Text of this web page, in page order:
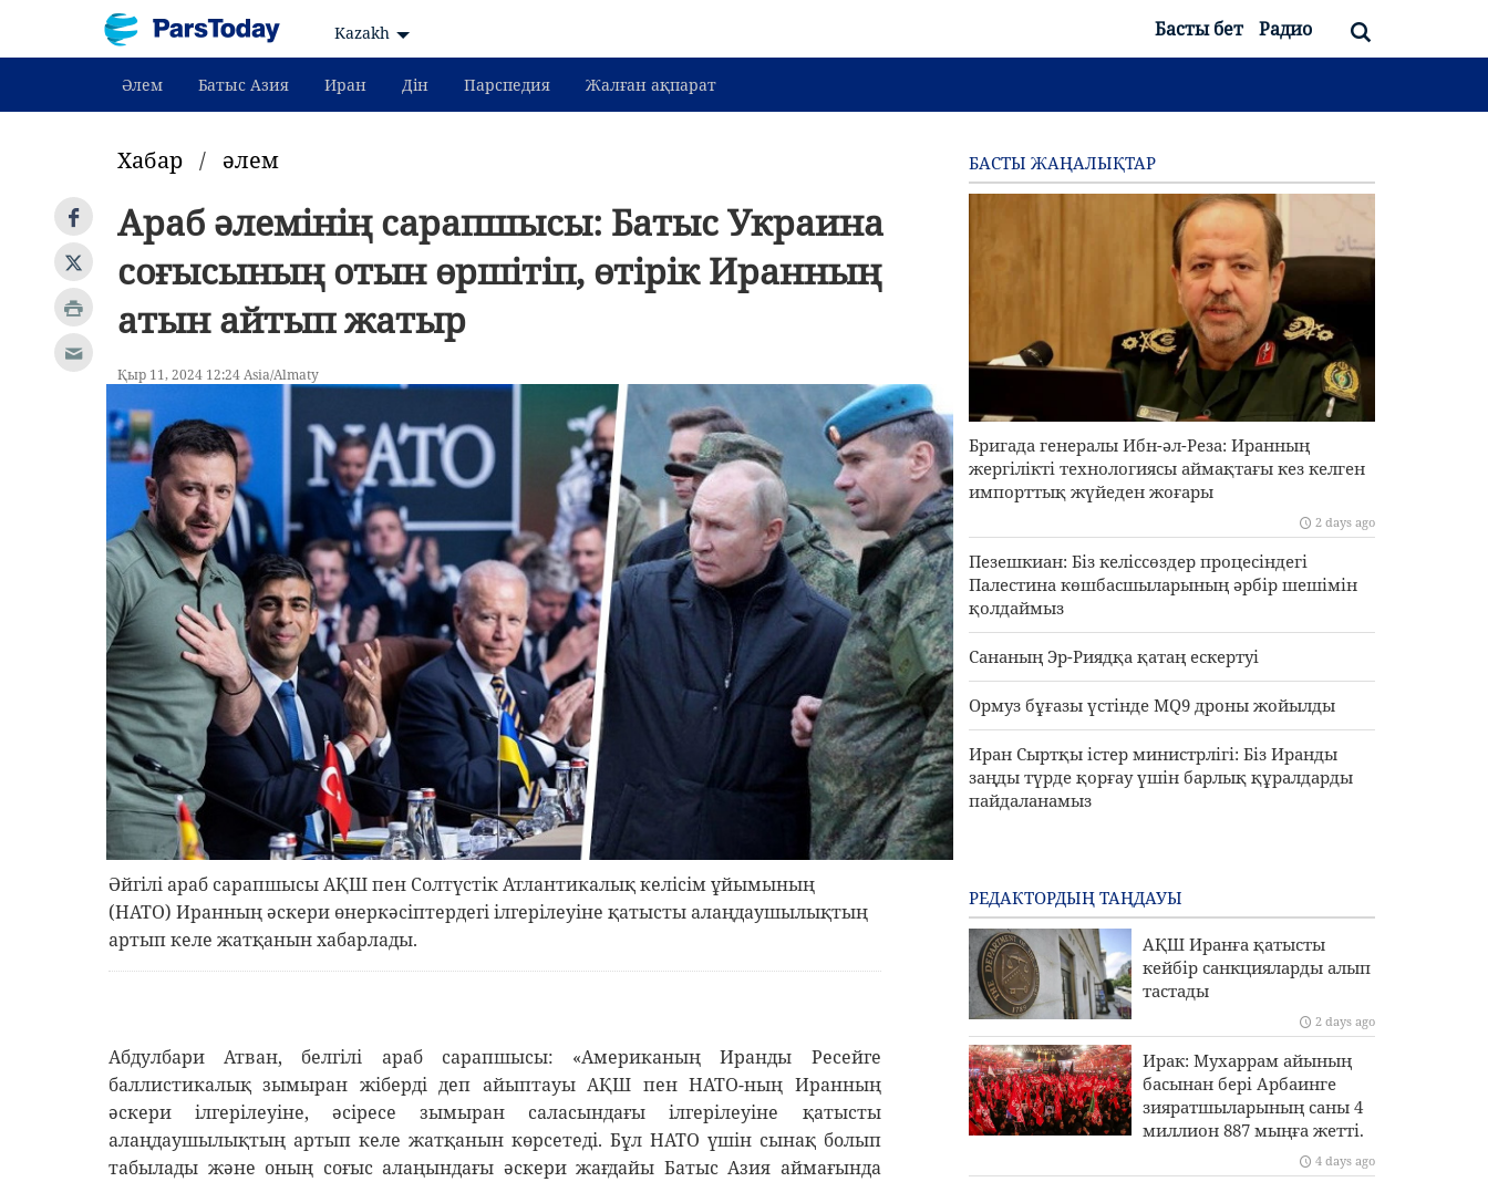
Kazakh Басты бет Радио
Әлем Батыс Азия Иран Дін Парспедия Жалған ақпарат
Хабар / әлем
Араб әлемінің сарапшысы: Батыс Украина
соғысының отын өршітіп, өтірік Иранның
атын айтып жатыр
Қыр 11, 2024 12:24 Asia/Almaty
Әйгілі араб сарапшысы АҚШ пен Солтүстік Атлантикалық келісім ұйымының
(НАТО) Иранның әскери өнеркәсіптердегі ілгерілеуіне қатысты алаңдаушылықтың
артып келе жатқанын хабарлады.
Абдулбари Атван, белгілі араб сарапшысы: «Американың Иранды Ресейге
баллистикалық зымыран жіберді деп айыптауы АҚШ пен НАТО-ның Иранның
әскери ілгерілеуіне, әсіресе зымыран саласындағы ілгерілеуіне қатысты
алаңдаушылықтың артып келе жатқанын көрсетеді. Бұл НАТО үшін сынақ болып
табылады және оның соғыс алаңындағы әскери жағдайы Батыс Азия аймағында
БАСТЫ ЖАҢАЛЫҚТАР
Бригада генералы Ибн-әл-Реза: Иранның
жергілікті технологиясы аймақтағы кез келген
импорттық жүйеден жоғары
2 days ago
Пезешкиан: Біз келіссөздер процесіндегі
Палестина көшбасшыларының әрбір шешімін
қолдаймыз
Сананың Эр-Риядқа қатаң ескертуі
Ормуз бұғазы үстінде MQ9 дроны жойылды
Иран Сыртқы істер министрлігі: Біз Иранды
заңды түрде қорғау үшін барлық құралдарды
пайдаланамыз
РЕДАКТОРДЫҢ ТАҢДАУЫ
АҚШ Иранға қатысты
кейбір санкцияларды алып
тастады
2 days ago
Ирак: Мухаррам айының
басынан бері Арбаинге
зияратшыларының саны 4
миллион 887 мыңға жетті.
4 days ago